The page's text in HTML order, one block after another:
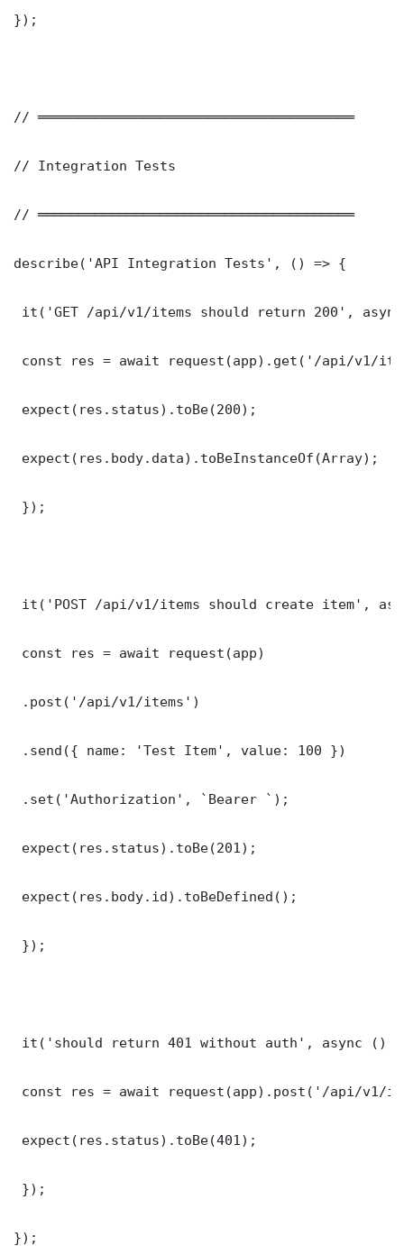
});
// ═══════════════════════════════════════
// Integration Tests
// ═══════════════════════════════════════
describe('API Integration Tests', () => {
it('GET /api/v1/items should return 200',
const res = await request(app).get('/api/v1/
expect(res.status).toBe(200);
expect(res.body.data).toBeInstanceOf(Array);
});
it('POST /api/v1/items should create item',
const res = await request(app)
.post('/api/v1/items')
.send({ name: 'Test Item', value: 100 })
.set('Authorization', `Bearer `);
expect(res.status).toBe(201);
expect(res.body.id).toBeDefined();
});
it('should return 401 without auth', async ()
const res = await request(app).post('/api/v1/
expect(res.status).toBe(401);
});
});